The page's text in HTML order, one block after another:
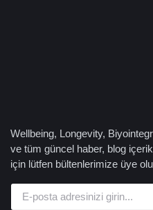
Wellbeing, Longevity,
ve tüm güncel haber, blog
için lütfen bültenlerimize üye